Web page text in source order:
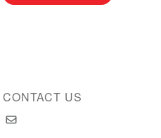
CONTACT US